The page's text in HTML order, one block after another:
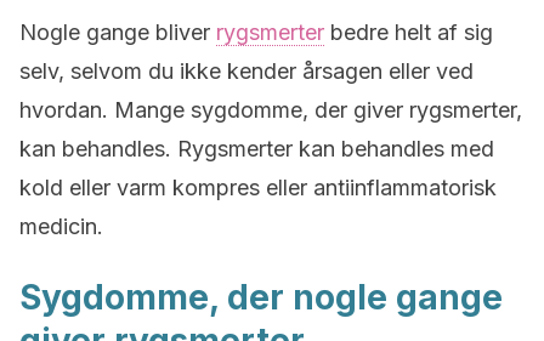
Nogle gange bliver rygsmerter bedre helt af sig
selv, selvom du ikke kender årsagen eller ved
hvordan. Mange sygdomme, der giver rygsmerter,
kan behandles. Rygsmerter kan behandles med
kold eller varm kompres eller antiinflammatorisk
medicin.
Sygdomme, der nogle gange